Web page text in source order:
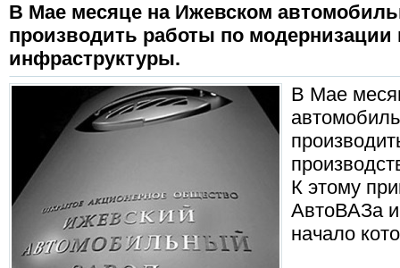
В Мае месяце на Ижевском
производить работы по модернизации
инфраструктуры.
В Мае
К этому
АвтоВАЗа
начало